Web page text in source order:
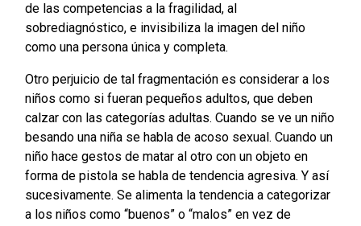
de las competencias a la fragilidad, al
sobrediagnóstico, e invisibiliza la imagen del niño
como una persona única y completa.
Otro perjuicio de tal fragmentación es considerar a los
niños como si fueran pequeños adultos, que deben
calzar con las categorías adultas. Cuando se ve un niño
besando una niña se habla de acoso sexual. Cuando un
niño hace gestos de matar al otro con un objeto en
forma de pistola se habla de tendencia agresiva. Y así
sucesivamente. Se alimenta la tendencia a categorizar
a los niños como “buenos” o “malos” en vez de